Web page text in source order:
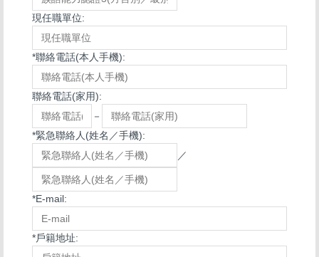
現任職單位:
*聯絡電話(本人手機):
聯絡電話(家用):
－
*緊急聯絡人(姓名／手機):
／
*E-mail:
*戶籍地址: